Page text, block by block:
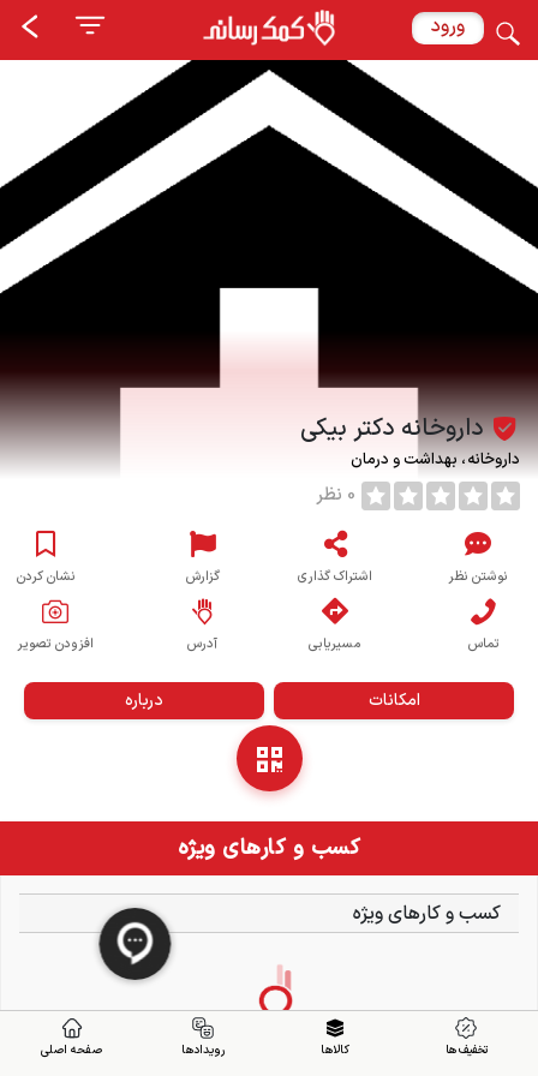
ورود
داروخانه دکتر بیکی
داروخانه بهداشت و درمان
0 نظر
نوشتن نظر اشتراک گذاری گزارش نشان کردن
تماس مسیریابی آدرس افزودن تصویر
امکانات درباره
کسب و کارهای ویژه
کسب و کارهای ویژه
تخفیف ها کالاها رویدادها صفحه اصلی